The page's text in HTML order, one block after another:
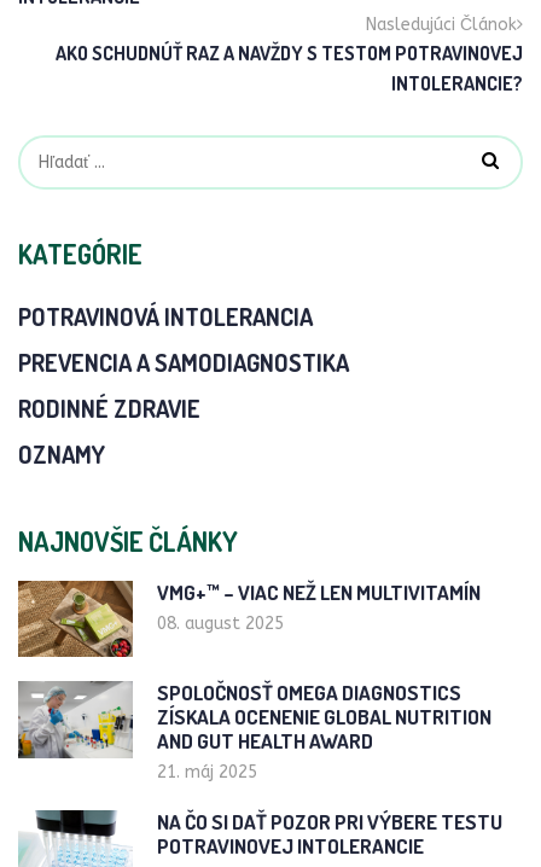
Nasledujúci Článok
AKO SCHUDNÚŤ RAZ A NAVŽDY S TESTOM POTRAVINOVEJ
INTOLERANCIE?
KATEGÓRIE
POTRAVINOVÁ INTOLERANCIA
PREVENCIA A SAMODIAGNOSTIKA
RODINNÉ ZDRAVIE
OZNAMY
NAJNOVŠIE ČLÁNKY
VMG+™ – VIAC NEŽ LEN MULTIVITAMÍN
08. august 2025
SPOLOČNOSŤ OMEGA DIAGNOSTICS
ZÍSKALA OCENENIE GLOBAL NUTRITION
AND GUT HEALTH AWARD
21. máj 2025
NA ČO SI DAŤ POZOR PRI VÝBERE TESTU
POTRAVINOVEJ INTOLERANCIE